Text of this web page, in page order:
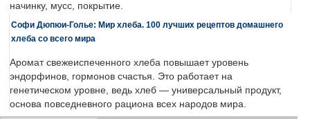
начинку, мусс, покрытие.
Софи Дюпюи-Голье: Мир хлеба. 100 лучших рецептов домашнего
хлеба со всего мира
Аромат свежеиспеченного хлеба повышает уровень
эндорфинов, гормонов счастья. Это работает на
генетическом уровне, ведь хлеб — универсальный продукт,
основа повседневного рациона всех народов мира.